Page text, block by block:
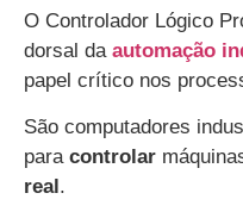
O Controlador Lógico
dorsal da automação
papel crítico nos
São computadores
para controlar
real .